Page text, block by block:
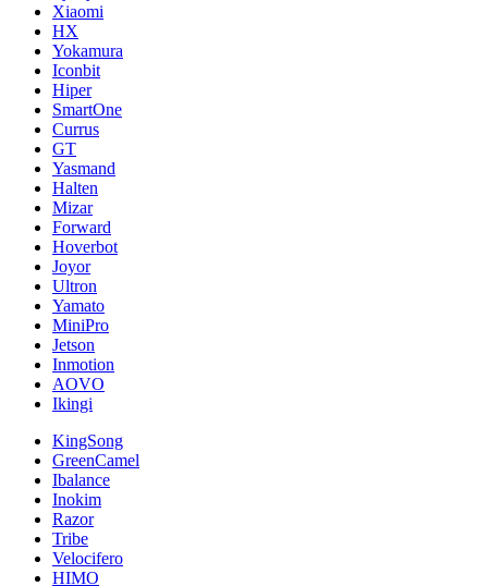
Xiaomi
HX
Yokamura
Iconbit
Hiper
SmartOne
Currus
GT
Yasmand
Halten
Mizar
Forward
Hoverbot
Joyor
Ultron
Yamato
MiniPro
Jetson
Inmotion
AOVO
Ikingi
KingSong
GreenCamel
Ibalance
Inokim
Razor
Tribe
Velocifero
HIMO